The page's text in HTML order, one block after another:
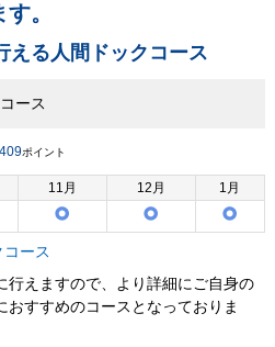
。
える人間ドックコース
ース
409ポイント
11 月 12 月 1 月
行えますので、より詳細にご自身の
おすすめのコースとなっておりま